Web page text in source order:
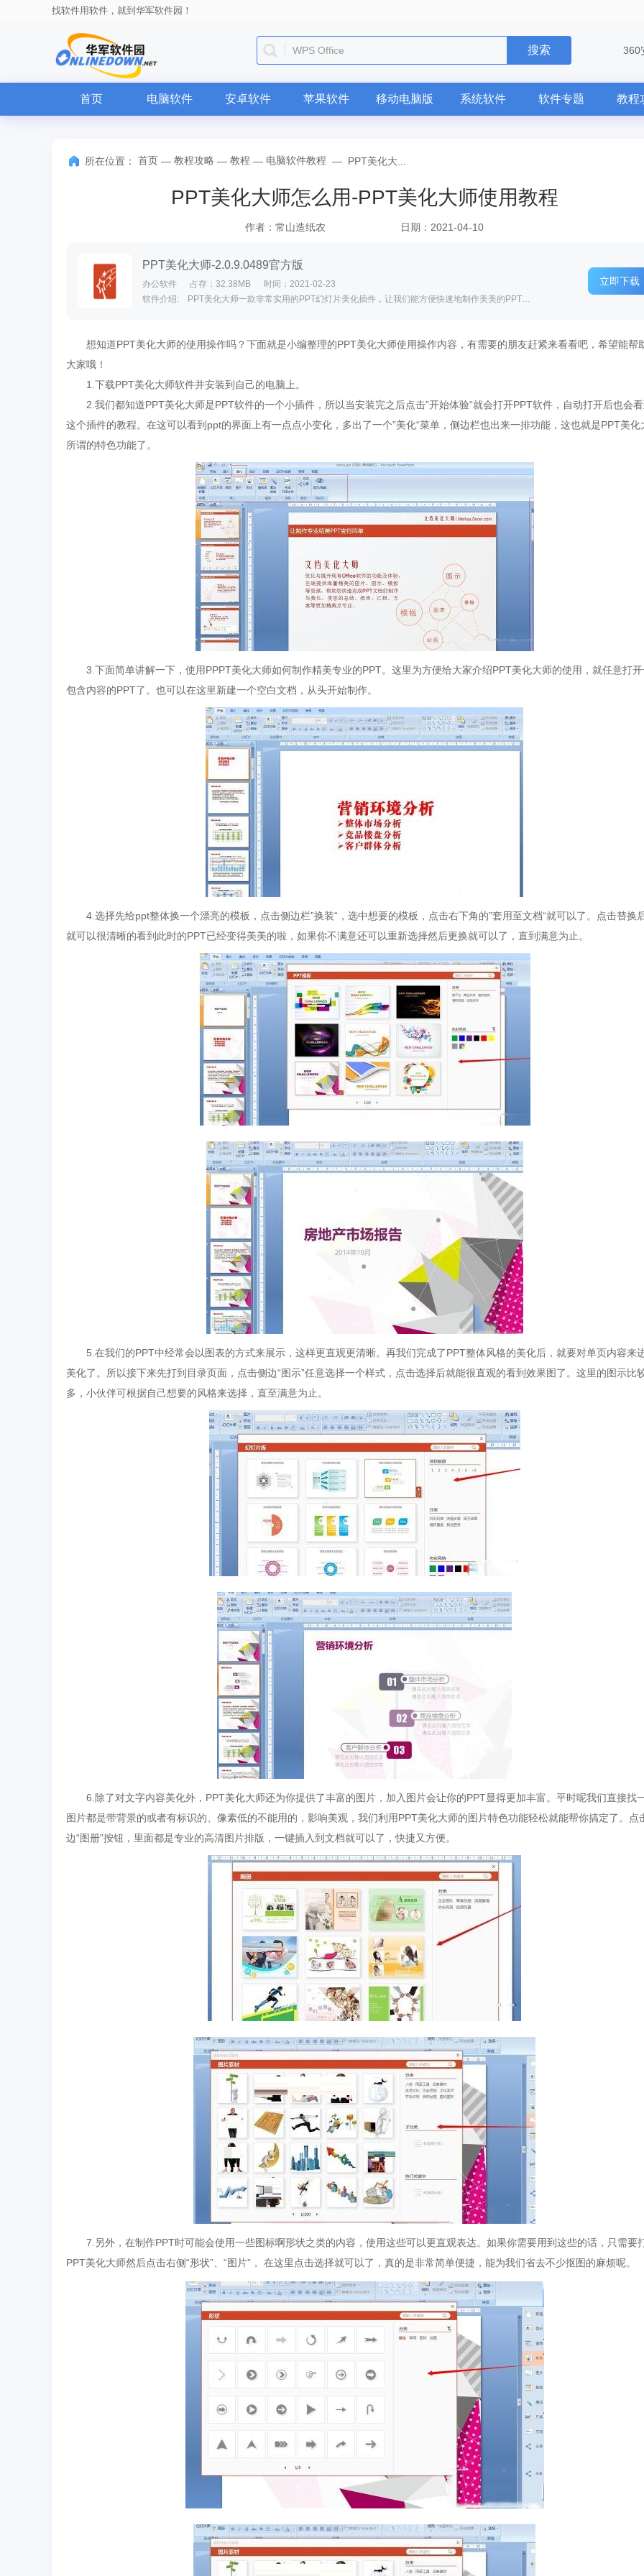
找软件用软件，就到华军软件园！
微信电脑版 搜索 360
首页 电脑软件 安卓软件 苹果软件 移动电脑版 系统软件 软件专题 教程
所在位置： 首页 — 教程攻略 — 教程 — 电脑软件教程 — PPT美化大...
PPT美化大师怎么用-PPT美化大师使用教程
作者：常山造纸农 日期：2021-04-10
PPT美化大师-2.0.9.0489官方版
办公软件 占存：32.38MB
时间：2021-02-23
软件介绍: PPT美化大师一款非常实用的PPT幻灯片美化插件，让我们能方便快速地制作美美的PPT。PPT美化大师为...
立即下载
想知道PPT美化大师的使用操作吗？下面就是小编整理的PPT美化大师使用操作内容，有需要的朋友赶紧来看看吧，希望能帮
大家哦！
1.下载PPT美化大师软件并安装到自己的电脑上。
2.我们都知道PPT美化大师是PPT软件的一个小插件，所以当安装完之后点击”开始体验“就会打开PPT软件，自动打开后也会
这个插件的教程。在这可以看到ppt的界面上有一点点小变化，多出了一个”美化“菜单，侧边栏也出来一排功能，这也就是PPT美化
所谓的特色功能了。
3.下面简单讲解一下，使用PPPT美化大师如何制作精美专业的PPT。这里为方便给大家介绍PPT美化大师的使用，就任意打
包含内容的PPT了。也可以在这里新建一个空白文档，从头开始制作。
4.选择先给ppt整体换一个漂亮的模板，点击侧边栏”换装“，选中想要的模板，点击右下角的”套用至文档“就可以了。点击替换
就可以很清晰的看到此时的PPT已经变得美美的啦，如果你不满意还可以重新选择然后更换就可以了，直到满意为止。
5.在我们的PPT中经常会以图表的方式来展示，这样更直观更清晰。再我们完成了PPT整体风格的美化后，就要对单页内容来
美化了。所以接下来先打到目录页面，点击侧边“图示”任意选择一个样式，点击选择后就能很直观的看到效果图了。这里的图示比
多，小伙伴可根据自己想要的风格来选择，直至满意为止。
6.除了对文字内容美化外，PPT美化大师还为你提供了丰富的图片，加入图片会让你的PPT显得更加丰富。平时呢我们直接找
图片都是带背景的或者有标识的、像素低的不能用的，影响美观，我们利用PPT美化大师的图片特色功能轻松就能帮你搞定了。点
边“图册”按钮，里面都是专业的高清图片排版，一键插入到文档就可以了，快捷又方便。
7.另外，在制作PPT时可能会使用一些图标啊形状之类的内容，使用这些可以更直观表达。如果你需要用到这些的话，只需要
PPT美化大师然后点击右侧“形状”、“图片”， 在这里点击选择就可以了，真的是非常简单便捷，能为我们省去不少抠图的麻烦呢。